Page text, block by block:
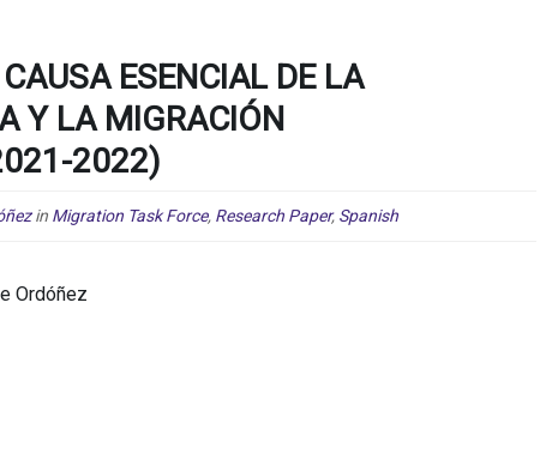
ESENCIAL DE LA
Y LA MIGRACIÓN
2022)
in Migration Task Force, Research Paper, Spanish
Ordóñez